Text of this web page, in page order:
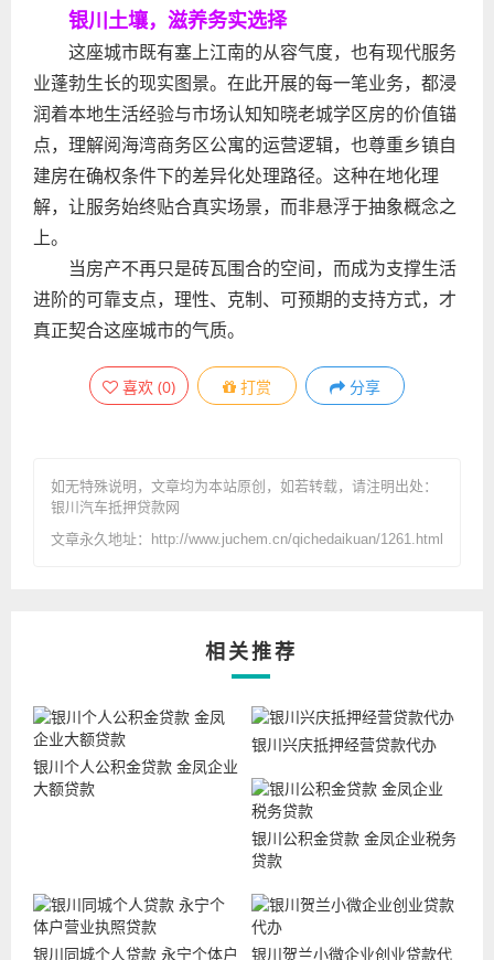
银川土壤，滋养务实选择
这座城市既有塞上江南的从容气度，也有现代服务
业蓬勃生长的现实图景。在此开展的每一笔业务，都浸
润着本地生活经验与市场认知知晓老城学区房的价值锚
点，理解阅海湾商务区公寓的运营逻辑，也尊重乡镇自
建房在确权条件下的差异化处理路径。这种在地化理
解，让服务始终贴合真实场景，而非悬浮于抽象概念之
上。
当房产不再只是砖瓦围合的空间，而成为支撑生活
进阶的可靠支点，理性、克制、可预期的支持方式，才
真正契合这座城市的气质。
喜欢 (0) 打赏 分享
如无特殊说明，文章均为本站原创 ，如若转载，请注明出处：
银川汽车抵押贷款网
文章永久地址：http://www.juchem.cn/qichedaikuan/1261.html
相关推荐
银川个人公积金贷款 金凤企业
大额贷款
银川兴庆抵押经营贷款代办
银川公积金贷款 金凤企业税务
贷款
银川同城个人贷款 永宁个体户 银川贺兰小微企业创业贷款代